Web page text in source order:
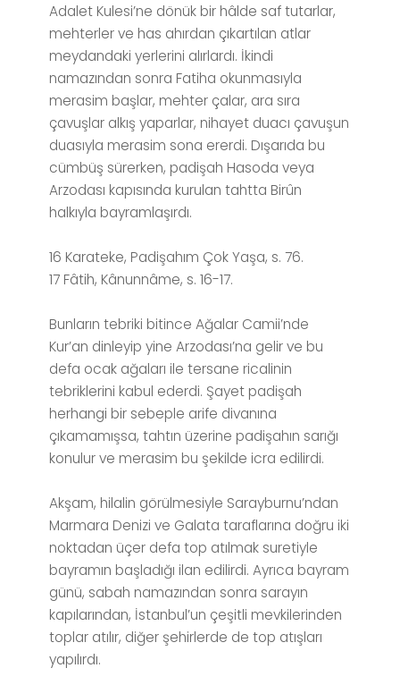
Adalet Kulesi’ne dönük bir hâlde saf tutarlar,
mehterler ve has ahırdan çıkartılan atlar
meydandaki yerlerini alırlardı. İkindi
namazından sonra Fatiha okunmasıyla
merasim başlar, mehter çalar, ara sıra
çavuşlar alkış yaparlar, nihayet duacı çavuşun
duasıyla merasim sona ererdi. Dışarıda bu
cümbüş sürerken, padişah Hasoda veya
Arzodası kapısında kurulan tahtta Birûn
halkıyla bayramlaşırdı.
16 Karateke, Padişahım Çok Yaşa, s. 76.
17 Fâtih, Kânunnâme, s. 16-17.
Bunların tebriki bitince Ağalar Camii’nde
Kur’an dinleyip yine Arzodası’na gelir ve bu
defa ocak ağaları ile tersane ricalinin
tebriklerini kabul ederdi. Şayet padişah
herhangi bir sebeple arife divanına
çıkamamışsa, tahtın üzerine padişahın sarığı
konulur ve merasim bu şekilde icra edilirdi.
Akşam, hilalin görülmesiyle Sarayburnu’ndan
Marmara Denizi ve Galata taraflarına doğru iki
noktadan üçer defa top atılmak suretiyle
bayramın başladığı ilan edilirdi. Ayrıca bayram
günü, sabah namazından sonra sarayın
kapılarından, İstanbul’un çeşitli mevkilerinden
toplar atılır, diğer şehirlerde de top atışları
yapılırdı.